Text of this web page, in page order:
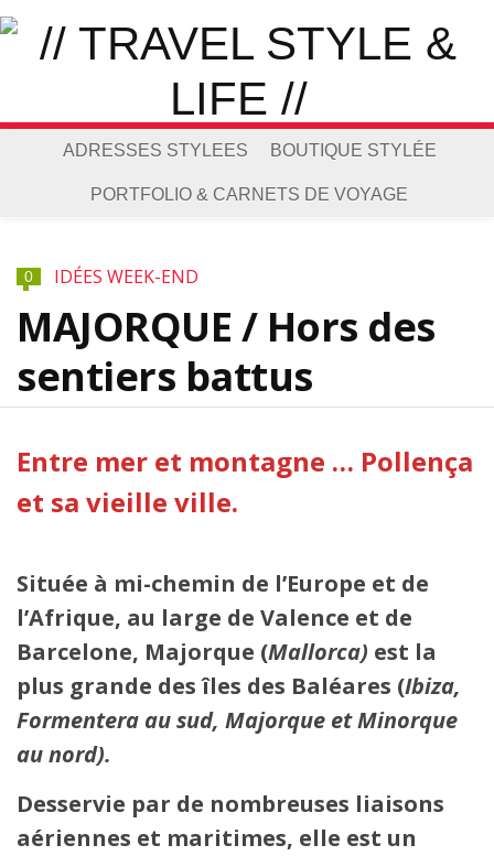
ADRESSES STYLEES BOUTIQUE STYLÉE
PORTFOLIO & CARNETS DE VOYAGE
0 IDÉES WEEK-END
MAJORQUE / Hors des
sentiers battus
Entre mer et montagne … Pollença
et sa vieille ville.
Située à mi-chemin de l’Europe et de
l’Afrique, au large de Valence et de
Barcelone, Majorque (Mallorca) est la
plus grande des îles des Baléares (Ibiza,
Formentera au sud, Majorque et Minorque
au nord).
Desservie par de nombreuses liaisons
aériennes et maritimes, elle est un